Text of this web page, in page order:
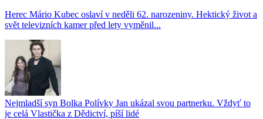
Herec Mário Kubec oslaví v neděli 62. narozeniny. Hektický život a
svět televizních kamer před lety vyměnil...
Nejmladší syn Bolka Polívky Jan ukázal svou partnerku. Vždyť to
je celá Vlastička z Dědictví, píší lidé